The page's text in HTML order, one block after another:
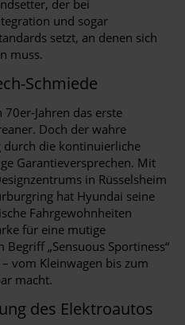
der bei
und sogar
setzt, an denen sich
muss.
Schmiede
Jahren das erste
Doch der wahre
durch die kontinuierliche
Garantieversprechen. Mit
in Rüsselsheim
hat Hyundai seine
Fahrgewohnheiten
für eine mutige
„Sensuous Sportiness“
vom Kleinwagen bis zum
macht.
des Elektroautos